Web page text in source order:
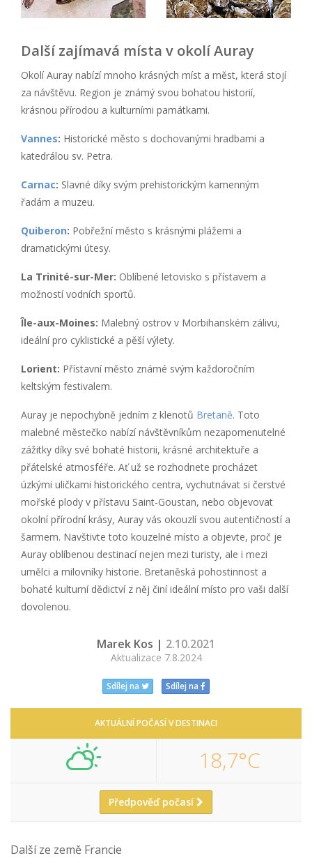
Další zajímavá místa v okolí Auray
Okolí Auray nabízí mnoho krásných míst a měst, která stojí
za návštěvu. Region je známý svou bohatou historií,
krásnou přírodou a kulturními památkami.
Vannes: Historické město s dochovanými hradbami a
katedrálou sv. Petra.
Carnac: Slavné díky svým prehistorickým kamenným
řadám a muzeu.
Quiberon: Pobřežní město s krásnými plážemi a
dramatickými útesy.
La Trinité-sur-Mer: Oblíbené letovisko s přístavem a
možností vodních sportů.
Île-aux-Moines: Malebný ostrov v Morbihanském zálivu,
ideální pro cyklistické a pěší výlety.
Lorient: Přístavní město známé svým každoročním
keltským festivalem.
Auray je nepochybně jedním z klenotů Bretaně. Toto
malebné městečko nabízí návštěvníkům nezapomenutelné
zážitky díky své bohaté historii, krásné architektuře a
přátelské atmosféře. Ať už se rozhodnete procházet
úzkými uličkami historického centra, vychutnávat si čerstvé
mořské plody v přístavu Saint-Goustan, nebo objevovat
okolní přírodní krásy, Auray vás okouzlí svou autentičností a
šarmem. Navštivte toto kouzelné místo a objevte, proč je
Auray oblíbenou destinací nejen mezi turisty, ale i mezi
umělci a milovníky historie. Bretaněská pohostinnost a
bohaté kulturní dědictví z něj činí ideální místo pro vaši další
dovolenou.
Marek Kos | 2.10.2021
Aktualizace 7.8.2024
Sdílej na Sdílej na
AKTUÁLNÍ POČASÍ V DESTINACI
18,7°C
Předpověď počasí
Další ze země Francie